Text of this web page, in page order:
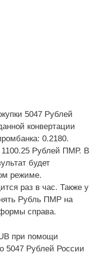
5047 Рублей
конвертации
0.2180.
1100.25 Рублей ПМР. В
будет
режиме.
раз в час. Также у
Рубль ПМР на
справа.
при помощи
5047 Рублей России